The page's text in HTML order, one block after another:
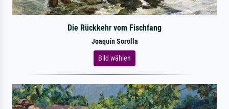
Die Rückkehr vom Fischfang
Joaquín Sorolla
Bild wählen